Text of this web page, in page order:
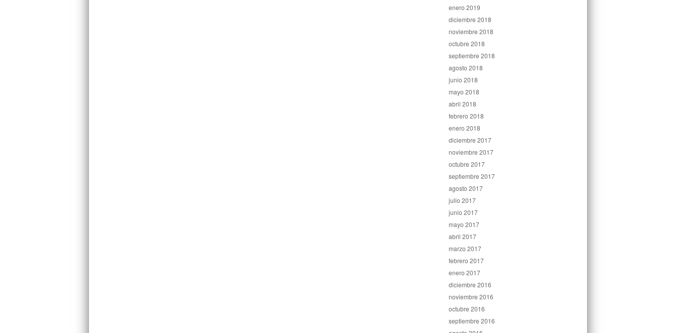
enero 2019
diciembre 2018
noviembre 2018
octubre 2018
septiembre 2018
agosto 2018
junio 2018
mayo 2018
abril 2018
febrero 2018
enero 2018
diciembre 2017
noviembre 2017
octubre 2017
septiembre 2017
agosto 2017
julio 2017
junio 2017
mayo 2017
abril 2017
marzo 2017
febrero 2017
enero 2017
diciembre 2016
noviembre 2016
octubre 2016
septiembre 2016